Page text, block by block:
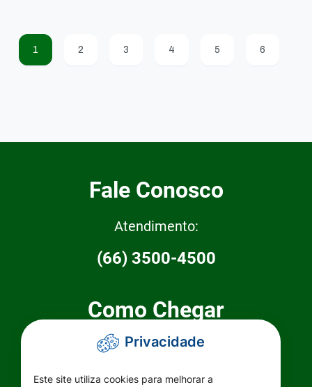
1 2 3 4 5 6
Fale Conosco
Atendimento:
(66) 3500-4500
Como Chegar
Prefeitura Municipal de Primavera do
Privacidade
Este site utiliza cookies para melhorar a